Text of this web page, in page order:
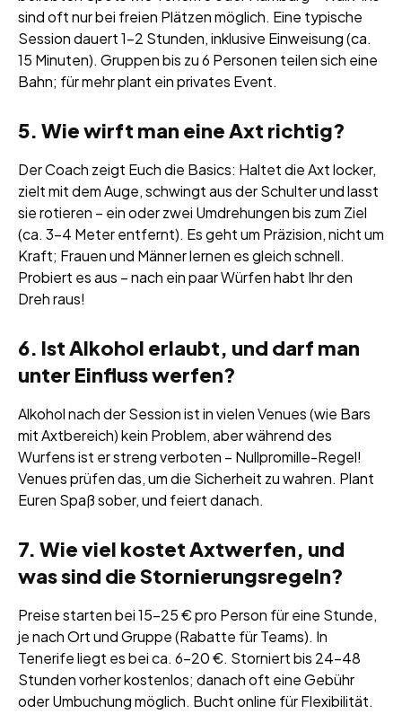
sind oft nur bei freien Plätzen möglich. Eine typische
Session dauert 1–2 Stunden, inklusive Einweisung (ca.
15 Minuten). Gruppen bis zu 6 Personen teilen sich eine
Bahn; für mehr plant ein privates Event.
5. Wie wirft man eine Axt richtig?
Der Coach zeigt Euch die Basics: Haltet die Axt locker,
zielt mit dem Auge, schwingt aus der Schulter und lasst
sie rotieren – ein oder zwei Umdrehungen bis zum Ziel
(ca. 3–4 Meter entfernt). Es geht um Präzision, nicht um
Kraft; Frauen und Männer lernen es gleich schnell.
Probiert es aus – nach ein paar Würfen habt Ihr den
Dreh raus!
6. Ist Alkohol erlaubt, und darf man
unter Einfluss werfen?
Alkohol nach der Session ist in vielen Venues (wie Bars
mit Axtbereich) kein Problem, aber während des
Wurfens ist er streng verboten – Nullpromille-Regel!
Venues prüfen das, um die Sicherheit zu wahren. Plant
Euren Spaß sober, und feiert danach.
7. Wie viel kostet Axtwerfen, und
was sind die Stornierungsregeln?
Preise starten bei 15–25 € pro Person für eine Stunde,
je nach Ort und Gruppe (Rabatte für Teams). In
Tenerife liegt es bei ca. 6–20 €. Storniert bis 24–48
Stunden vorher kostenlos; danach oft eine Gebühr
oder Umbuchung möglich. Bucht online für Flexibilität.